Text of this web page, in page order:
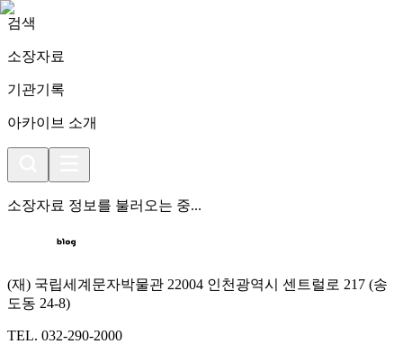
검색
소장자료
기관기록
아카이브 소개
소장자료 정보를 불러오는 중...
(재) 국립세계문자박물관 22004 인천광역시 센트럴로 217 (송
도동 24-8)
TEL. 032-290-2000